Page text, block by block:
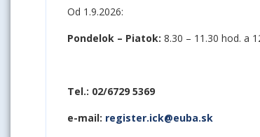
Od 1.9.2026:
Pondelok – Piatok: 8.30 – 11.30 hod. a
Tel.: 02/6729 5369
e-mail: register.ick@euba.sk